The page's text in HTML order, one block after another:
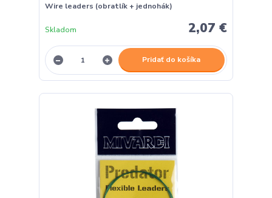
Wire leaders (obratlík + jednohák)
2,07 €
Skladom
Pridať do košíka